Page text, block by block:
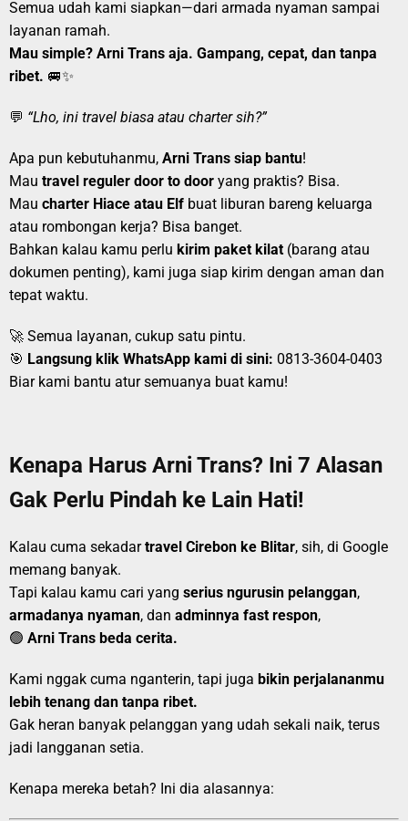
Semua udah kami siapkan—dari armada nyaman sampai
layanan ramah.
Mau simple? Arni Trans aja. Gampang, cepat, dan tanpa
ribet. 🚐✨
💬 “Lho, ini travel biasa atau charter sih?”
Apa pun kebutuhanmu, Arni Trans siap bantu!
Mau travel reguler door to door yang praktis? Bisa.
Mau charter Hiace atau Elf buat liburan bareng keluarga
atau rombongan kerja? Bisa banget.
Bahkan kalau kamu perlu kirim paket kilat (barang atau
dokumen penting), kami juga siap kirim dengan aman dan
tepat waktu.
🚀 Semua layanan, cukup satu pintu.
🎯 Langsung klik WhatsApp kami di sini: 0813-3604-0403
Biar kami bantu atur semuanya buat kamu!
Kenapa Harus Arni Trans? Ini 7 Alasan
Gak Perlu Pindah ke Lain Hati!
Kalau cuma sekadartravel Cirebon ke Blitar, sih, di Google
memang banyak.
Tapi kalau kamu cari yang serius ngurusin pelanggan,
armadanya nyaman, dan adminnya fast respon,
🟢 Arni Trans beda cerita.
Kami nggak cuma nganterin, tapi juga bikin perjalananmu
lebih tenang dan tanpa ribet.
Gak heran banyak pelanggan yang udah sekali naik, terus
jadi langganan setia.
Kenapa mereka betah? Ini dia alasannya: